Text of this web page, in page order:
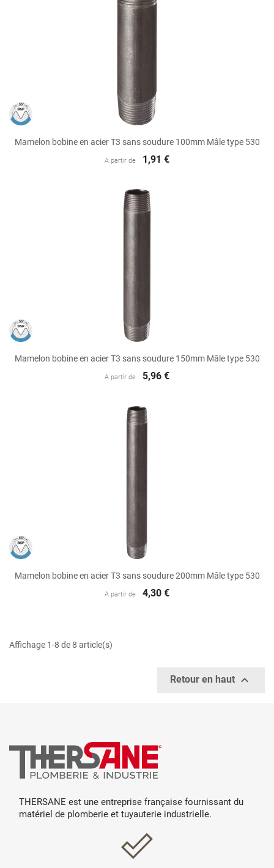
Mamelon bobine en acier T3 sans soudure 100mm Mâle type 530
A partir de 1,91 €
Mamelon bobine en acier T3 sans soudure 150mm Mâle type 530
A partir de 5,96 €
Mamelon bobine en acier T3 sans soudure 200mm Mâle type 530
A partir de 4,30 €
Affichage 1-8 de 8 article(s)
Retour en haut 
THERSANE est une entreprise française fournissant du
matériel de plomberie et tuyauterie industrielle.